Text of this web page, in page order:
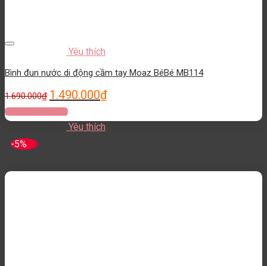
Yêu thích
Bình đun nước di động cầm tay Moaz BéBé MB114
1.690.000₫ 1.490.000₫
Thêm vào giỏ hàng
Yêu thích
-5%